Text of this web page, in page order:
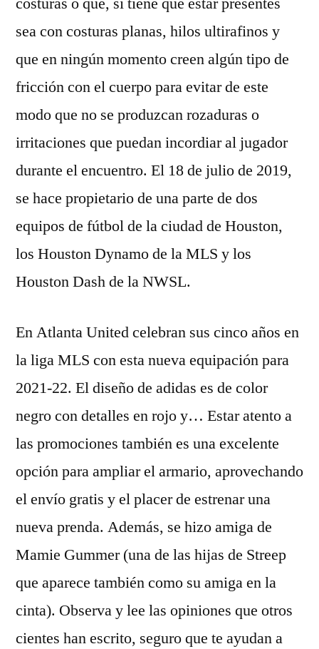
sea con costuras planas, hilos ultirafinos y
que en ningún momento creen algún tipo de
fricción con el cuerpo para evitar de este
modo que no se produzcan rozaduras o
irritaciones que puedan incordiar al jugador
durante el encuentro. El 18 de julio de 2019,
se hace propietario de una parte de dos
equipos de fútbol de la ciudad de Houston,
los Houston Dynamo de la MLS y los
Houston Dash de la NWSL.
En Atlanta United celebran sus cinco años en
la liga MLS con esta nueva equipación para
2021-22. El diseño de adidas es de color
negro con detalles en rojo y… Estar atento a
las promociones también es una excelente
opción para ampliar el armario, aprovechando
el envío gratis y el placer de estrenar una
nueva prenda. Además, se hizo amiga de
Mamie Gummer (una de las hijas de Streep
que aparece también como su amiga en la
cinta). Observa y lee las opiniones que otros
cientes han escrito, seguro que te ayudan a